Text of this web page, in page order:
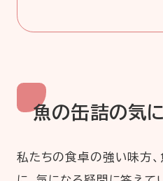
魚の缶詰の気
私たちの食卓の強い味方、